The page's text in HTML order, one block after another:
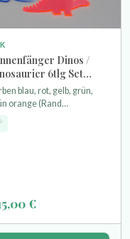
Dinos /
6tlg Set
für innen und außen
blau, rot, gelb, grün,
orange (Rand
Stärke 3mm
je Anhänger 80mm
€